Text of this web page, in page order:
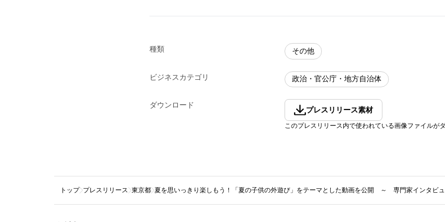
種類 その他
ビジネスカテゴリ 政治・官公庁・地方自治体
ダウンロード
プレスリリース素材
このプレスリリース内で使われている画像ファイルが
トップ プレスリリース 東京都 夏を思いっきり楽しもう！「夏の子供の外遊び」をテーマとした動画を公開 ～ 専門家インタビ